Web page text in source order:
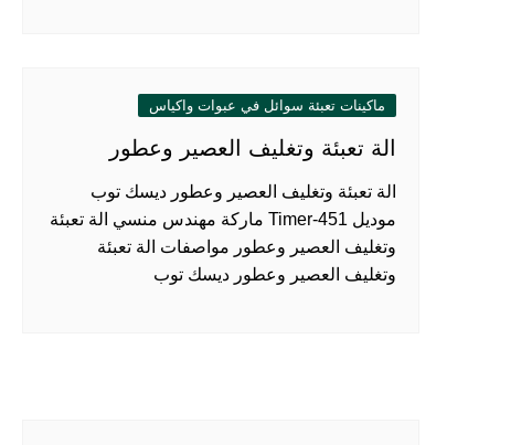
ماكينات تعبئة سوائل في عبوات واكياس
الة تعبئة وتغليف العصير وعطور
الة تعبئة وتغليف العصير وعطور ديسك توب
موديل 451-Timer ماركة مهندس منسي الة تعبئة
وتغليف العصير وعطور مواصفات الة تعبئة
وتغليف العصير وعطور ديسك توب